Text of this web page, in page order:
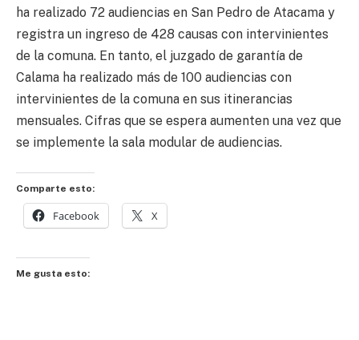
ha realizado 72 audiencias en San Pedro de Atacama y
registra un ingreso de 428 causas con intervinientes
de la comuna. En tanto, el juzgado de garantía de
Calama ha realizado más de 100 audiencias con
intervinientes de la comuna en sus itinerancias
mensuales. Cifras que se espera aumenten una vez que
se implemente la sala modular de audiencias.
Comparte esto:
Facebook X
Me gusta esto: